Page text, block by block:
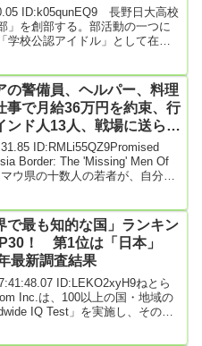
ID:k05qunEQ9 長野日大高校
」を創部する。部活動の一つに
学校公認アイドル」として在学
、放課後や休日に部活として活
、オリジナルの楽曲の制作・配
の警備員、ヘルパー、料理
事で月給36万円を約束、行
ンド人13人、戦場に送ら
死亡、2人負傷、8人行方
ID:RMLi55QZ9Promised
Border: The 'Missing' Men Of
ウ県の十数人の若者が、自分や
備員、ヘルパー、料理人などの
で最も知的な国」ランキン
！ 第1位は「日本」
最新調査結果
ID:LEKO2xyH9ねとら
Inc.は、100以上の国・地域の
IQ Test」を実施し、その結